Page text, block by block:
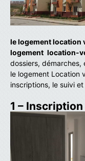
le logement location
logement location-
dossiers, démarches,
le logement Location
inscriptions, le suivi
1 –